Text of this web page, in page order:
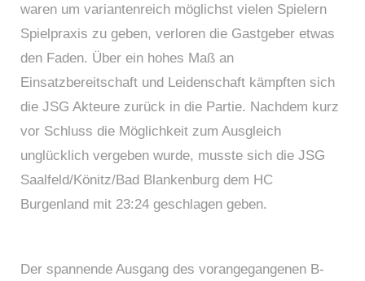
waren um variantenreich möglichst vielen Spielern
Spielpraxis zu geben, verloren die Gastgeber etwas
den Faden. Über ein hohes Maß an
Einsatzbereitschaft und Leidenschaft kämpften sich
die JSG Akteure zurück in die Partie. Nachdem kurz
vor Schluss die Möglichkeit zum Ausgleich
unglücklich vergeben wurde, musste sich die JSG
Saalfeld/Könitz/Bad Blankenburg dem HC
Burgenland mit 23:24 geschlagen geben.
Der spannende Ausgang des vorangegangenen B-